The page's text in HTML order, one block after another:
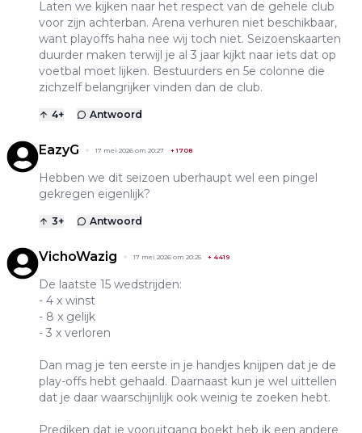
Laten we kijken naar het respect van de gehele club
voor zijn achterban. Arena verhuren niet beschikbaar,
want playoffs haha nee wij toch niet. Seizoenskaarten
duurder maken terwijl je al 3 jaar kijkt naar iets dat op
voetbal moet lijken. Bestuurders en 5e colonne die
zichzelf belangrijker vinden dan de club.
4+ Antwoord
EazyG 17 mei 2026 om 20:27 +1708
Hebben we dit seizoen uberhaupt wel een pingel
gekregen eigenlijk?
3+ Antwoord
VichoWazig 17 mei 2026 om 20:25 + 4419
De laatste 15 wedstrijden:
- 4 x winst
- 8 x gelijk
- 3 x verloren
Dan mag je ten eerste in je handjes knijpen dat je de
play-offs hebt gehaald. Daarnaast kun je wel uittellen
dat je daar waarschijnlijk ook weinig te zoeken hebt.
Prediken dat je vooruitgang boekt heb ik een andere